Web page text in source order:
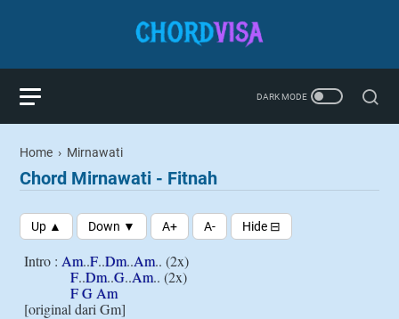
Home › Mirnawati
Chord Mirnawati - Fitnah
Intro : Am..F..Dm..Am.. (2x)
F..Dm..G..Am.. (2x)
FG Am
[original dari Gm]